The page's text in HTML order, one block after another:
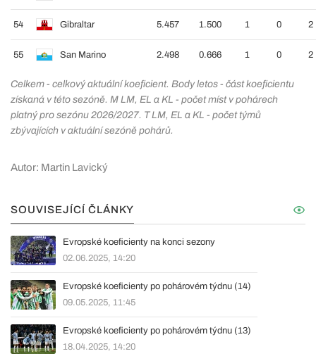
54 Gibraltar 5.457 1.500 1 0 2
55 San Marino 2.498 0.666 1 0 2
Celkem - celkový aktuální koeficient. Body letos - část koeficientu
získaná v této sezóně. M LM, EL a KL - počet míst v pohárech
platný pro sezónu 2026/2027. T LM, EL a KL - počet týmů
zbývajících v aktuální sezóně pohárů.
Autor: Martin Lavický
SOUVISEJÍCÍ ČLÁNKY
Evropské koeficienty na konci sezony
02.06.2025, 14:20
Evropské koeficienty po pohárovém týdnu (14)
09.05.2025, 11:45
Evropské koeficienty po pohárovém týdnu (13)
18.04.2025, 14:20